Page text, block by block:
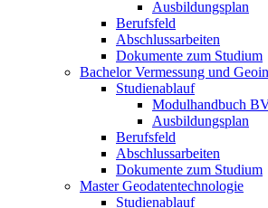
Ausbildungsplan
Berufsfeld
Abschlussarbeiten
Dokumente zum Studium
Bachelor Vermessung und
Studienablauf
Modulhandbuch
Ausbildungsplan
Berufsfeld
Abschlussarbeiten
Dokumente zum Studium
Master Geodatentechnologie
Studienablauf